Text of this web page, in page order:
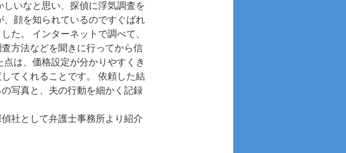
いなと思い、探偵に浮気調査を
顔を知られているのですぐばれ
た。 インターネットで調べて、
方法などを聞きに行ってから信
は、価格設定が分かりやすくき
てくれることです。 依頼した結
写真と、夫の行動を細かく記録
社として弁護士事務所より紹介